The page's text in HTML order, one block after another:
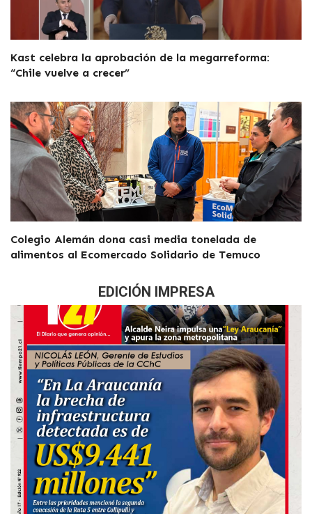
Kast celebra la aprobación de la megarreforma:
“Chile vuelve a crecer”
Colegio Alemán dona casi media tonelada de
alimentos al Ecomercado Solidario de Temuco
EDICIÓN IMPRESA